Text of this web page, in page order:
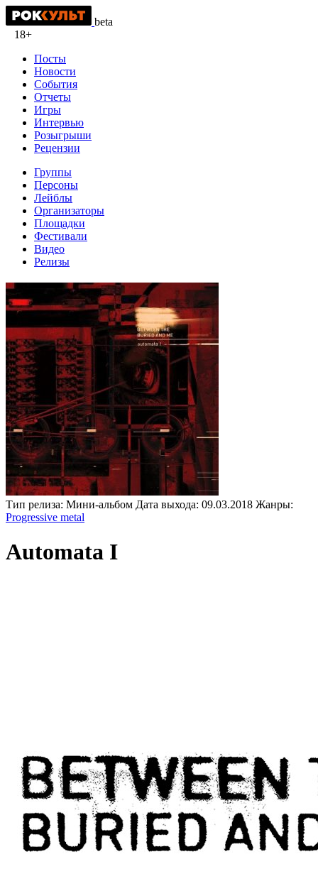
beta
18+
Посты
Новости
События
Отчеты
Игры
Интервью
Розыгрыши
Рецензии
Группы
Персоны
Лейблы
Организаторы
Площадки
Фестивали
Видео
Релизы
Тип релиза: Мини-альбом Дата выхода: 09.03.2018 Жанры:
Progressive metal
Automata I